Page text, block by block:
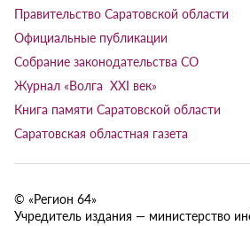
Правительство Саратовской области
Официальные публикации
Собрание законодательства СО
Журнал «Волга XXI век»
Книга памяти Саратовской области
Саратовская областная газета
© «Регион 64»
Учредитель издания — министерство